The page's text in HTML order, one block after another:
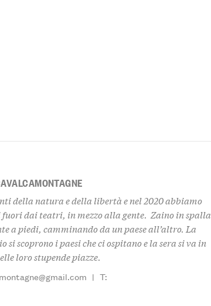
della natura e della libertà e nel 2020 abbiamo
dai teatri, in mezzo alla gente. Zaino in spalla
a piedi, camminando da un paese all’altro. La
scoprono i paesi che ci ospitano e la sera si va in
loro stupende piazze.
| T: